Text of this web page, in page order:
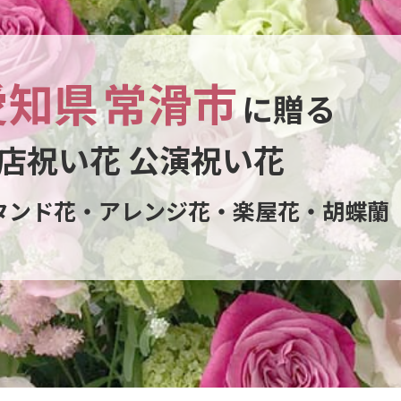
県常滑市に贈る
祝い花 公演祝い花
ンド花・アレンジ花・楽屋花・胡蝶蘭